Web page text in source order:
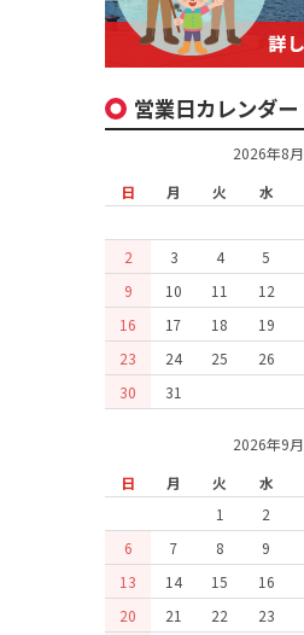
営業日カレンダー
2026年8月
日
月 火 水
2
3 4 5
9
10 11 12
16
17 18 19
23
24 25 26
30
31
2026年9月
日
月 火 水
1
2
6
7 8 9
13
14 15 16
20
21 22 23